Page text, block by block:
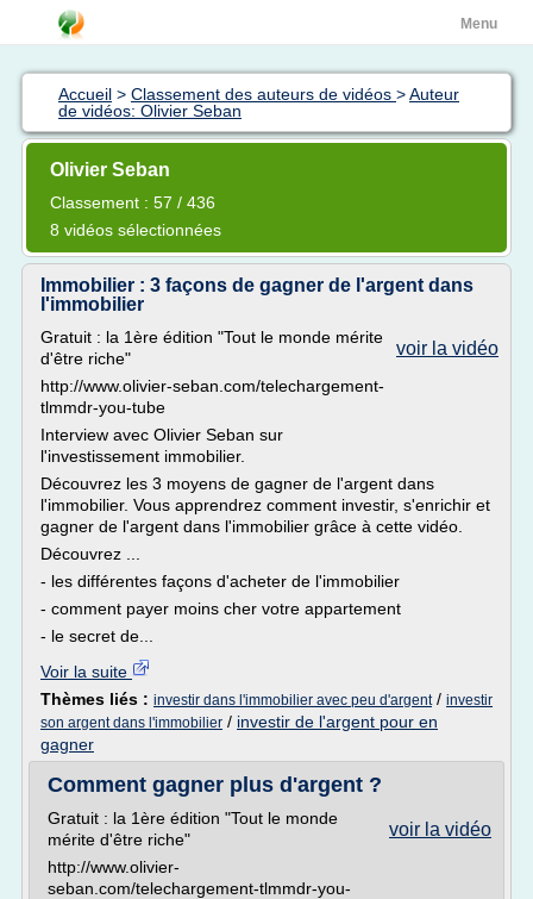
Menu
Accueil > Classement des auteurs de vidéos >Auteur
de vidéos: Olivier Seban
Olivier Seban
Classement : 57 / 436
8 vidéos sélectionnées
Immobilier : 3 façons de gagner de l'argent dans
l'immobilier
voir la vidéo
Gratuit : la 1ère édition "Tout le monde mérite
d'être riche"
http://www.olivier-seban.com/telechargement-
tlmmdr-you-tube
Interview avec Olivier Seban sur
l'investissement immobilier.
Découvrez les 3 moyens de gagner de l'argent dans
l'immobilier. Vous apprendrez comment investir, s'enrichir et
gagner de l'argent dans l'immobilier grâce à cette vidéo.
Découvrez ...
- les différentes façons d'acheter de l'immobilier
- comment payer moins cher votre appartement
- le secret de...
Voir la suite
Thèmes liés : investir dans l'immobilier avec peu d'argent/ investir
son argent dans l'immobilier / investir de l'argent pour en
gagner
Comment gagner plus d'argent ?
voir la vidéo
Gratuit : la 1ère édition "Tout le monde
mérite d'être riche"
http://www.olivier-
seban.com/telechargement-tlmmdr-you-